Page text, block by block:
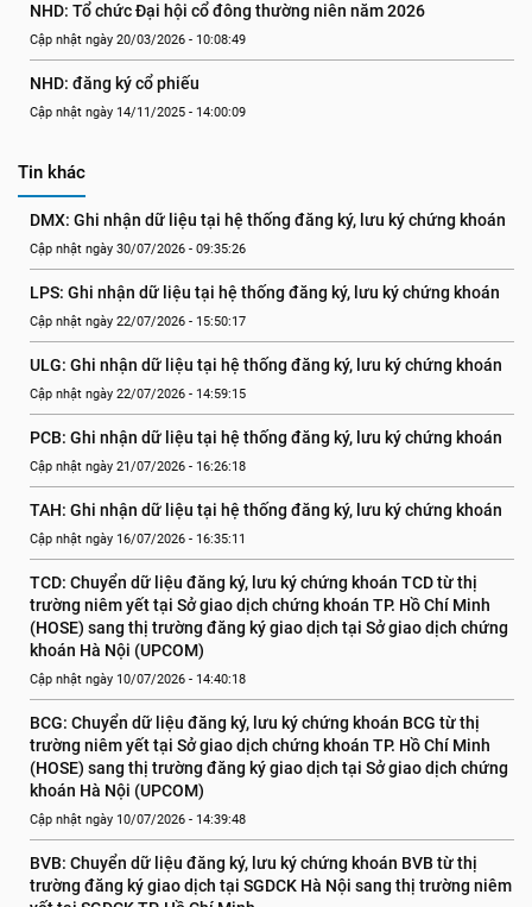
NHD: Tổ chức Đại hội cổ đông thường niên năm 2026
Cập nhật ngày 20/03/2026 - 10:08:49
NHD: đăng ký cổ phiếu
Cập nhật ngày 14/11/2025 - 14:00:09
Tin khác
DMX: Ghi nhận dữ liệu tại hệ thống đăng ký, lưu ký chứng khoán
Cập nhật ngày 30/07/2026 - 09:35:26
LPS: Ghi nhận dữ liệu tại hệ thống đăng ký, lưu ký chứng khoán
Cập nhật ngày 22/07/2026 - 15:50:17
ULG: Ghi nhận dữ liệu tại hệ thống đăng ký, lưu ký chứng khoán
Cập nhật ngày 22/07/2026 - 14:59:15
PCB: Ghi nhận dữ liệu tại hệ thống đăng ký, lưu ký chứng khoán
Cập nhật ngày 21/07/2026 - 16:26:18
TAH: Ghi nhận dữ liệu tại hệ thống đăng ký, lưu ký chứng khoán
Cập nhật ngày 16/07/2026 - 16:35:11
TCD: Chuyển dữ liệu đăng ký, lưu ký chứng khoán TCD từ thị
trường niêm yết tại Sở giao dịch chứng khoán TP. Hồ Chí Minh
(HOSE) sang thị trường đăng ký giao dịch tại Sở giao dịch chứng
khoán Hà Nội (UPCOM)
Cập nhật ngày 10/07/2026 - 14:40:18
BCG: Chuyển dữ liệu đăng ký, lưu ký chứng khoán BCG từ thị
trường niêm yết tại Sở giao dịch chứng khoán TP. Hồ Chí Minh
(HOSE) sang thị trường đăng ký giao dịch tại Sở giao dịch chứng
khoán Hà Nội (UPCOM)
Cập nhật ngày 10/07/2026 - 14:39:48
BVB: Chuyển dữ liệu đăng ký, lưu ký chứng khoán BVB từ thị
trường đăng ký giao dịch tại SGDCK Hà Nội sang thị trường niêm